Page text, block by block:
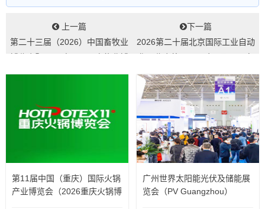
上一篇
第二十三届（2026）中国畜牧业
览会...
下一篇
2026第二十届北京国际工业自动
北...
第11届中国（重庆）国际火锅
产业博览会（2026重庆火锅博
广州世界太阳能光伏及储能展
览会（PV Guangzhou）